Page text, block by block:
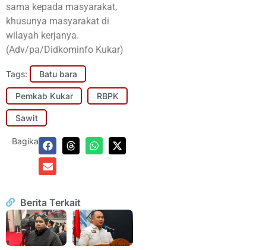
sama kepada masyarakat,
khusunya masyarakat di
wilayah kerjanya.
(Adv/pa/Didkominfo Kukar)
Tags: Batu bara
Pemkab Kukar RBPK
Sawit
Bagikan:
Berita Terkait